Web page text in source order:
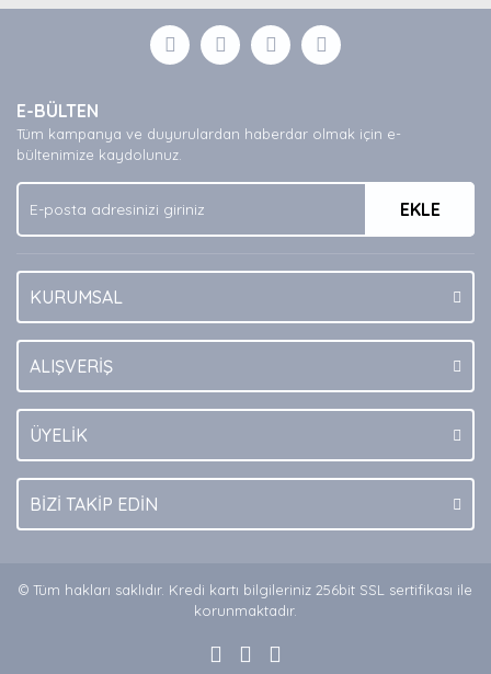
Yorum Yaz
formunu kullanarak tarafımıza iletebilirsiniz.
Görüş ve önerileriniz için teşekkür ederiz.
Ürün açıklamasında eksik bilgiler bulunuyor.
Ürün bilgilerinde hatalar bulunuyor.
Ürün fiyatı diğer sitelerden daha pahalı.
Bu ürüne benzer farklı alternatifler olmalı.
E-BÜLTEN
Tüm kampanya ve duyurulardan haberdar olmak için e-
bültenimize kaydolunuz.
EKLE
KURUMSAL
ALIŞVERİŞ
ÜYELİK
BİZİ TAKİP EDİN
© Tüm hakları saklıdır. Kredi kartı bilgileriniz 256bit SSL sertifikası ile
korunmaktadır.